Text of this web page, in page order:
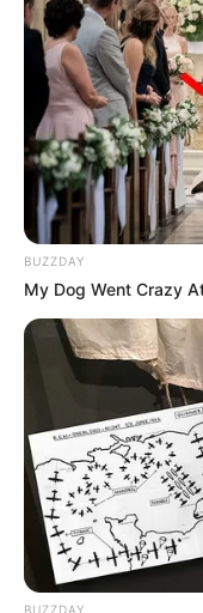
BUZZDAY
My Dog Went Crazy
BUZZDAY